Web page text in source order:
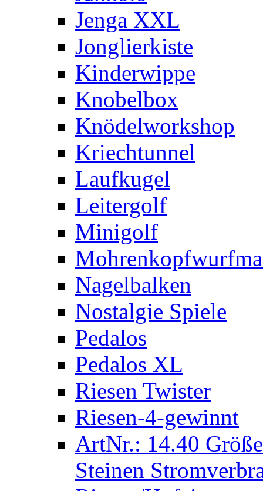
Jenga XXL
Jonglierkiste
Kinderwippe
Knobelbox
Knödelworkshop
Kriechtunnel
Laufkugel
Leitergolf
Minigolf
Nagelbalken
Nostalgie Spiele
Pedalos
Pedalos XL
Riesen Twister
Riesen-4-gewinnt
ArtNr.: 14.40
Steinen